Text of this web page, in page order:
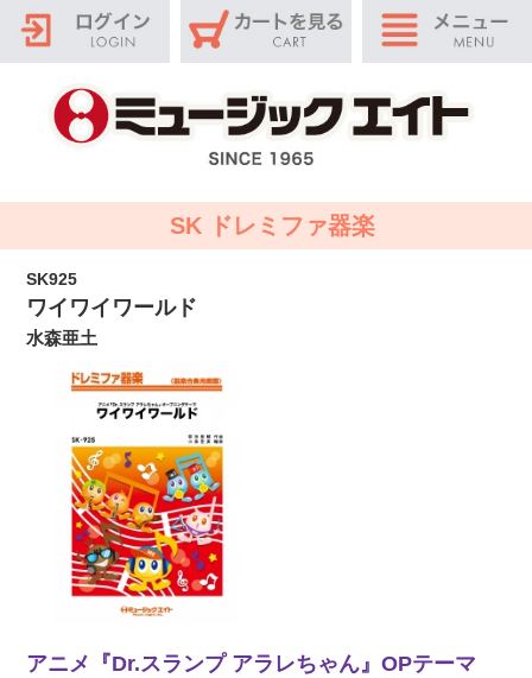
SK ドレミファ器楽
SK925
ワイワイワールド
水森亜土
アニメ『Dr.スランプ アラレちゃん』OPテーマ